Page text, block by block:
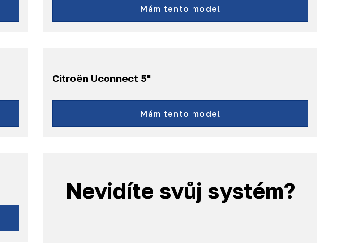
C-Crosser
a další...
Mám tento model
Citroën Uconnect 5"
Jumper
a další...
Mám tento model
Nevidíte svůj systém?